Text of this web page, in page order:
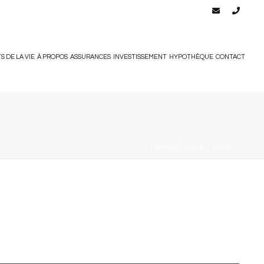
DE LA VIE À PROPOS ASSURANCES INVESTISSEMENT HYPOTHÈQUE CONTACT